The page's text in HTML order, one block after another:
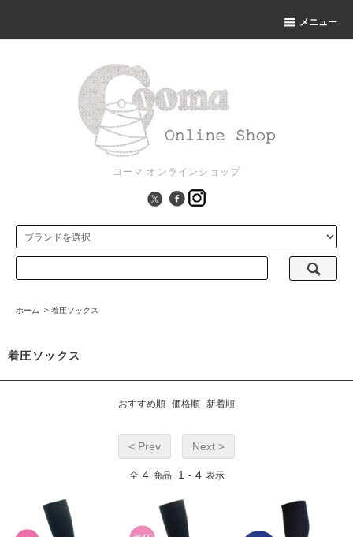
メニュー
コーマ オンラインショップ
ホーム > 着圧ソックス
着圧ソックス
おすすめ順 価格順 新着順
< Prev Next >
全 4 商品 1 - 4 表示